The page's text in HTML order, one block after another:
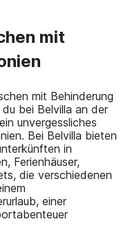
mit
mit Behinderung
bei Belvilla an der
unvergessliches
Bei Belvilla bieten
in
Ferienhäuser,
die verschiedenen
einer